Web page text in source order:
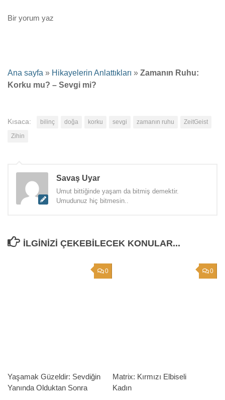
Bir yorum yaz
Ana sayfa » Hikayelerin Anlattıkları » Zamanın Ruhu:
Korku mu? – Sevgi mi?
Kısaca: bilinç doğa korku sevgi zamanın ruhu
ZeitGeist
Zihin
Savaş Uyar
Umut bittiğinde yaşam da bitmiş demektir.
Umudunuz hiç bitmesin..
İLGINIZI ÇEKEBILECEK KONULAR...
0
Yaşamak Güzeldir: Sevdiğin
Yanında Olduktan Sonra
0
Matrix: Kırmızı Elbiseli
Kadın